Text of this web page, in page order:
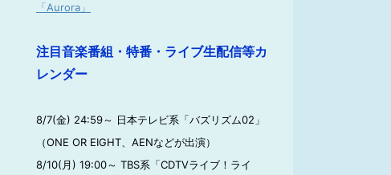
「Aurora」
注目音楽番組・特番・ライブ生配信等カ
レンダー
8/7(金) 24:59～ 日本テレビ系「バズリズム02」
（ONE OR EIGHT、AENなどが出演）
8/10(月) 19:00～ TBS系「CDTVライブ！ライ